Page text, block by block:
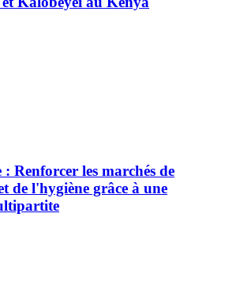
Renforcer les marchés de
de l'hygiène grâce à une